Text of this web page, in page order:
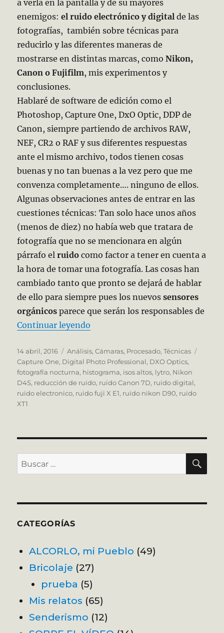
a verla en la pantalla y de su mayores
enemigos: el ruido electrónico y digital de las
fotografías, también sobre técnicas para
reducirlo y las diferentes maneras de
mostrarse en distintas marcas, como Nikon,
Canon o Fujifilm, mis experimentos y
conclusiones.
Hablaré de software de edición como el
Photoshop, Capture One, DxO Optic, DDP de
Canon, siempre partiendo de archivos RAW,
NEF, CR2 o RAF y sus diferentes respuestas
ante el mismo archivo, todos tienen cosas
buenas y no tan buenas a la vez pero que me
convenza completamente…. ninguno de ellos.
Algunas observaciones antes de entrar en las
cuestiones técnicas: Tan solo hace unos años
(menos de diez) no había web que tratara de
fotografía que no se mencionara en algún
párrafo elruido como factor a tener en cuenta a
la hora de tomar una fotografía. Las cosas han
cambiado tanto que pronto se dejará de hablar
de ello para siempre pues los nuevossensores
orgánicos parece que serán los responsables de
Continuar leyendo
Publicado
el
14 abril, 2016 Categorías
Análisis,Cámaras, Procesado,Técnicas
Capture One, Digital Photo Professional, DXO Optics,
fotografía nocturna, histograma, isos altos, lytro, Nikon
D4S, reducción de ruido, ruido Canon 7D, ruido digital,
ruido electronico, ruido fuji X E1, ruido nikon D90, ruido
XT1
Buscar
por:
CATEGORÍAS
ALCORLO, mi Pueblo (49)
Bricolaje (27)
prueba (5)
Mis relatos (65)
Senderismo (12)